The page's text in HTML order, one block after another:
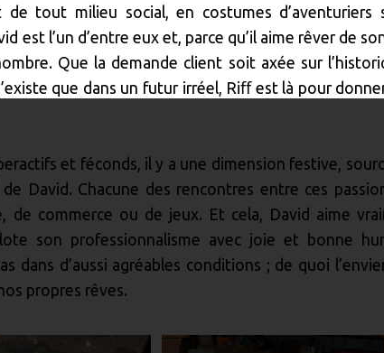
tout milieu social, en costumes d’aventuriers
est l’un d’entre eux et, parce qu’il aime rêver de
Que la demande client soit axée sur
que dans un futur irréel, Riﬀ est là pour
et féconds, il y a une dimension festive,
David. Chacune des rencontres entre ces
de commerce ou de jeux. Et cela, David aime
son professionnalisme avec joie et bonne
dans d’aussi agréables conditions ; de quoi
propres rêves.